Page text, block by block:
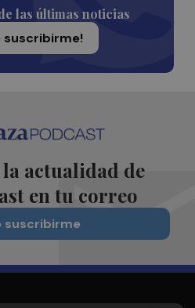
las últimas noticias
suscribirme!
actualidad de
en tu correo
suscribirme